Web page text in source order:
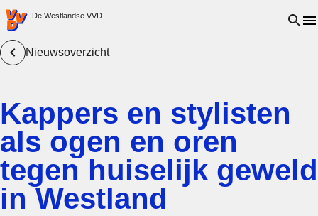
VVD.nl - Ga naar de homepage
De Westlandse VVD Open
Nieuwsoverzicht
Kappers en stylisten
als ogen en oren
tegen huiselijk geweld
in Westland